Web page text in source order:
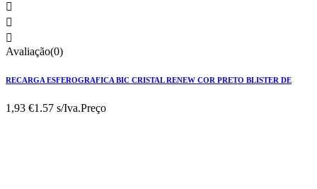



Avaliação(0)
RECARGA ESFEROGRAFICA BIC CRISTAL RENEW COR PRETO BLISTER DE
1,93 €1.57 s/Iva.Preço